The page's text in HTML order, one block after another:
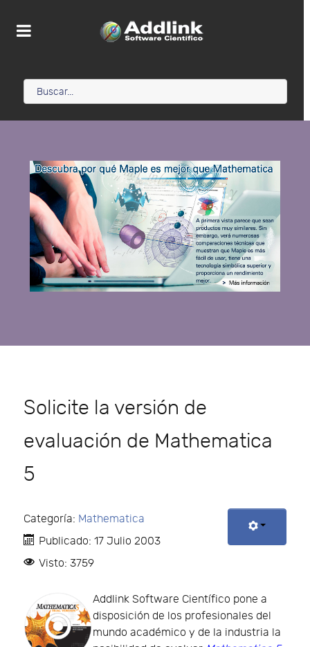
Solicite la versión de
evaluación de Mathematica
5
Categoría: Mathematica
Publicado: 17 Julio 2003
Visto: 3759
Addlink Software Científico pone a
disposición de los profesionales del
mundo académico y de la industria la